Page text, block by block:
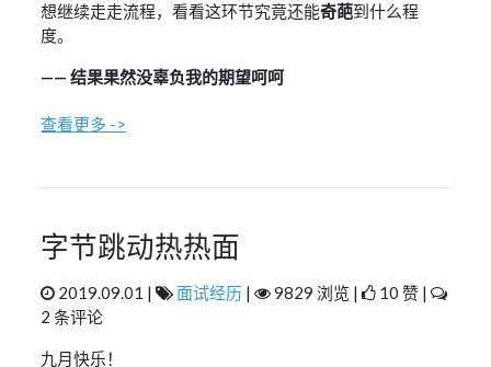
想继续走走流程，看看这环节究竟还能奇葩到什么程
度。
—— 结果果然没辜负我的期望呵呵
查看更多 ->
字节跳动热热面
2019.09.01 | 面试经历 | 9829 浏览 |
10 赞 |
2 条评论
九月快乐！